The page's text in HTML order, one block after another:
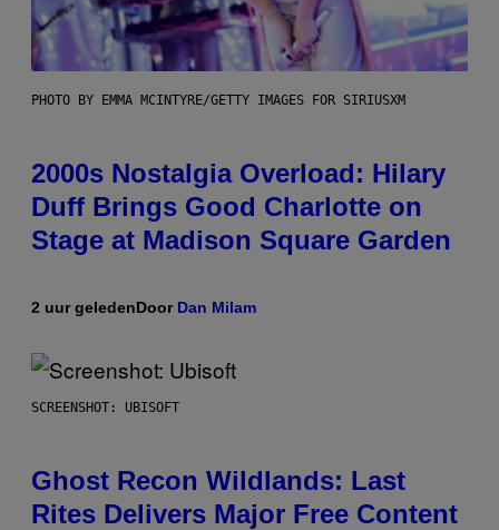
PHOTO BY EMMA MCINTYRE/GETTY IMAGES FOR SIRIUSXM
2000s Nostalgia Overload: Hilary
Duff Brings Good Charlotte on
Stage at Madison Square Garden
2 uur geledenDoor Dan Milam
SCREENSHOT: UBISOFT
Ghost Recon Wildlands: Last
Rites Delivers Major Free Content